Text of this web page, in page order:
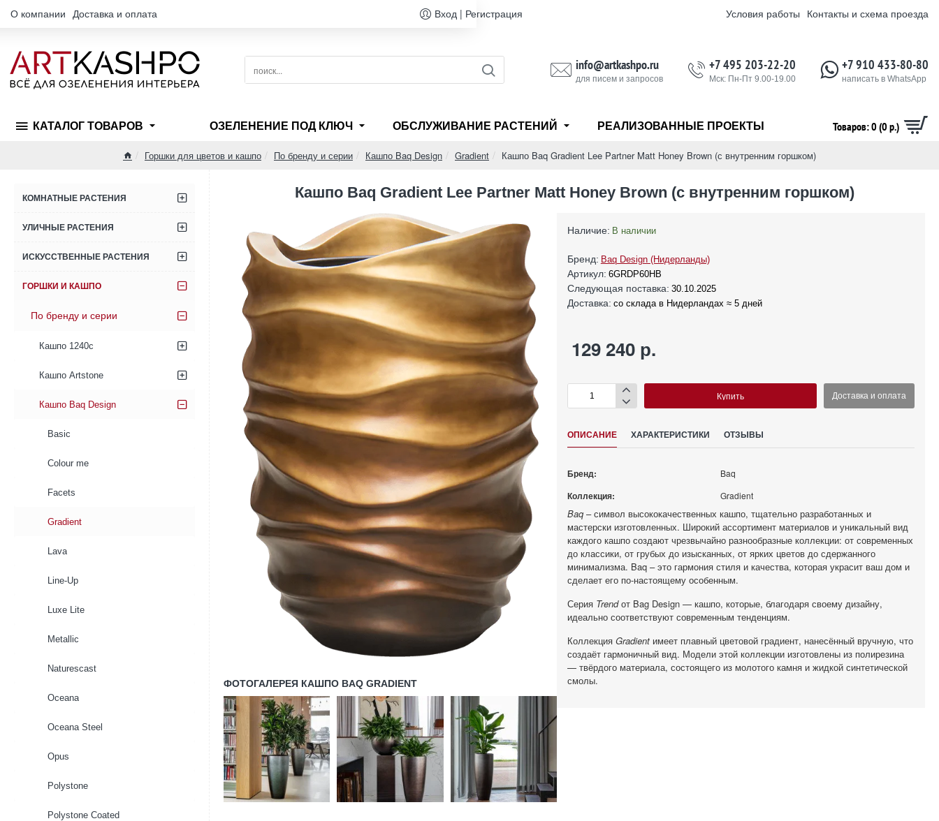
О компании Доставка и оплата Вход | Регистрация Условия работы Контакты и схема проезда
поиск...
info@artkashpo.ru
для писем и запросов
+7 495 203-22-20
Мск: Пн-Пт 9.00-19.00
+7 910 433-80-80
написать в WhatsApp
КАТАЛОГ ТОВАРОВ ОЗЕЛЕНЕНИЕ ПОД КЛЮЧ ОБСЛУЖИВАНИЕ РАСТЕНИЙ РЕАЛИЗОВАННЫЕ ПРОЕКТЫ Товаров: 0 (0 р.)
Горшки для цветов и кашпо По бренду и серии Кашпо Baq Design Gradient Кашпо Baq Gradient Lee Partner Matt Honey Brown (с внутренним горшком)
КОМНАТНЫЕ РАСТЕНИЯ
УЛИЧНЫЕ РАСТЕНИЯ
ИСКУССТВЕННЫЕ РАСТЕНИЯ
ГОРШКИ И КАШПО
По бренду и серии
Кашпо 1240c
Кашпо Artstone
Кашпо Baq Design
Basic
Colour me
Facets
Gradient
Lava
Line-Up
Luxe Lite
Metallic
Naturescast
Oceana
Oceana Steel
Opus
Polystone
Polystone Coated
Кашпо Baq Gradient Lee Partner Matt Honey Brown (с внутренним горшком)
ФОТОГАЛЕРЕЯ КАШПО BAQ GRADIENT
ОПИСАНИЕ ХАРАКТЕРИСТИКИ ОТЗЫВЫ
Бренд: Baq
Baq– символ высококачественных кашпо, тщательно разработанных и
мастерски изготовленных. Широкий ассортимент материалов и уникальный вид
каждого кашпо создают чрезвычайно разнообразные коллекции: от современных
до классики, от грубых до изысканных, от ярких цветов до сдержанного
минимализма. Baq – это гармония стиля и качества, которая украсит ваш дом и
сделает его по-настоящему особенным.
Коллекция: Gradient
Серия Trendот Bag Design — кашпо, которые, благодаря своему дизайну,
идеально соответствуют современным тенденциям.
Коллекция Gradientимеет плавный цветовой градиент, нанесённый вручную, что
создаёт гармоничный вид. Модели этой коллекции изготовлены из полирезина
— твёрдого материала, состоящего из молотого камня и жидкой синтетической
смолы.
Наличие: В наличии
Бренд: Baq Design (Нидерланды)
Артикул: 6GRDP60HB
Следующая поставка: 30.10.2025
Доставка: со склада в Нидерландах ≈ 5 дней
129 240 р.
Купить Доставка и оплата